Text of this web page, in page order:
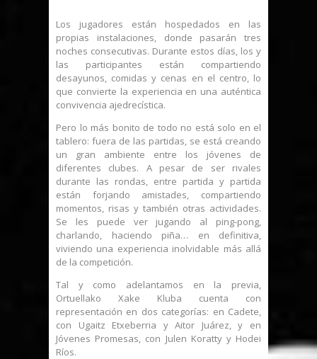
Los jugadores están hospedados en las
propias instalaciones, donde pasarán tres
noches consecutivas. Durante estos días, los y
las participantes están compartiendo
desayunos, comidas y cenas en el centro, lo
que convierte la experiencia en una auténtica
convivencia ajedrecística.
Pero lo más bonito de todo no está solo en el
tablero: fuera de las partidas, se está creando
un gran ambiente entre los jóvenes de
diferentes clubes. A pesar de ser rivales
durante las rondas, entre partida y partida
están forjando amistades, compartiendo
momentos, risas y también otras actividades.
Se les puede ver jugando al ping-pong,
charlando, haciendo piña… en definitiva,
viviendo una experiencia inolvidable más allá
de la competición.
Tal y como adelantamos en la previa,
Ortuellako Xake Kluba cuenta con
representación en dos categorías: en Cadete,
con Ugaitz Etxeberria y Aitor Juárez, y en
Jóvenes Promesas, con Julen Koratty y Hodei
Ríos.